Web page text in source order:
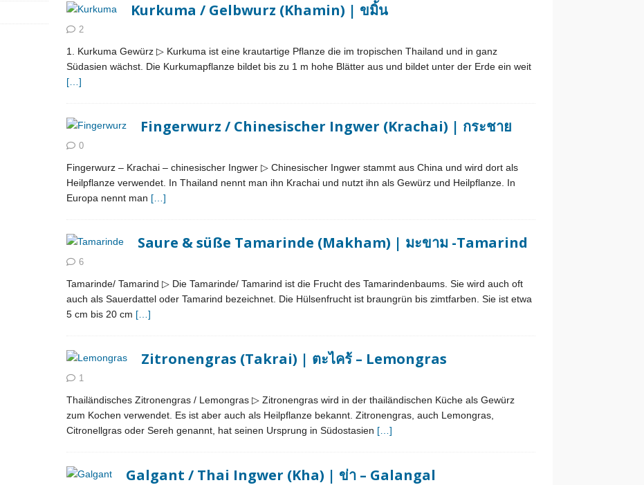
Kurkuma / Gelbwurz (Khamin) | ขมิ้น
2
1. Kurkuma Gewürz ▷ Kurkuma ist eine krautartige Pflanze die im tropischen Thailand und in ganz
Südasien wächst. Die Kurkumapflanze bildet bis zu 1 m hohe Blätter aus und bildet unter der Erde ein weit
[…]
Fingerwurz / Chinesischer Ingwer (Krachai) | กระชาย
0
Fingerwurz – Krachai – chinesischer Ingwer ▷ Chinesischer Ingwer stammt aus China und wird dort als
Heilpflanze verwendet. In Thailand nennt man ihn Krachai und nutzt ihn als Gewürz und Heilpflanze. In
Europa nennt man […]
Saure & süße Tamarinde (Makham) | มะขาม -Tamarind
6
Tamarinde/ Tamarind ▷ Die Tamarinde/ Tamarind ist die Frucht des Tamarindenbaums. Sie wird auch oft
auch als Sauerdattel oder Tamarind bezeichnet. Die Hülsenfrucht ist braungrün bis zimtfarben. Sie ist etwa
5 cm bis 20 cm […]
Zitronengras (Takrai) | ตะไคร้ – Lemongras
1
Thailändisches Zitronengras / Lemongras ▷ Zitronengras wird in der thailändischen Küche als Gewürz
zum Kochen verwendet. Es ist aber auch als Heilpflanze bekannt. Zitronengras, auch Lemongras,
Citronellgras oder Sereh genannt, hat seinen Ursprung in Südostasien […]
Galgant / Thai Ingwer (Kha) | ข่า – Galangal